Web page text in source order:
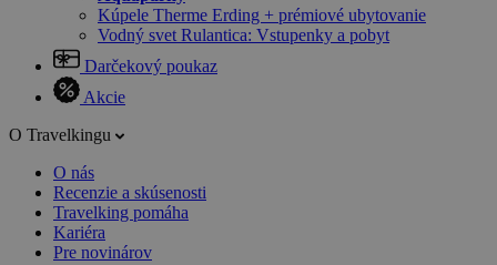
Kúpele Therme Erding + prémiové ubytovanie
Vodný svet Rulantica: Vstupenky a pobyt
Darčekový poukaz
Akcie
O Travelkingu
O nás
Recenzie a skúsenosti
Travelking pomáha
Kariéra
Pre novinárov